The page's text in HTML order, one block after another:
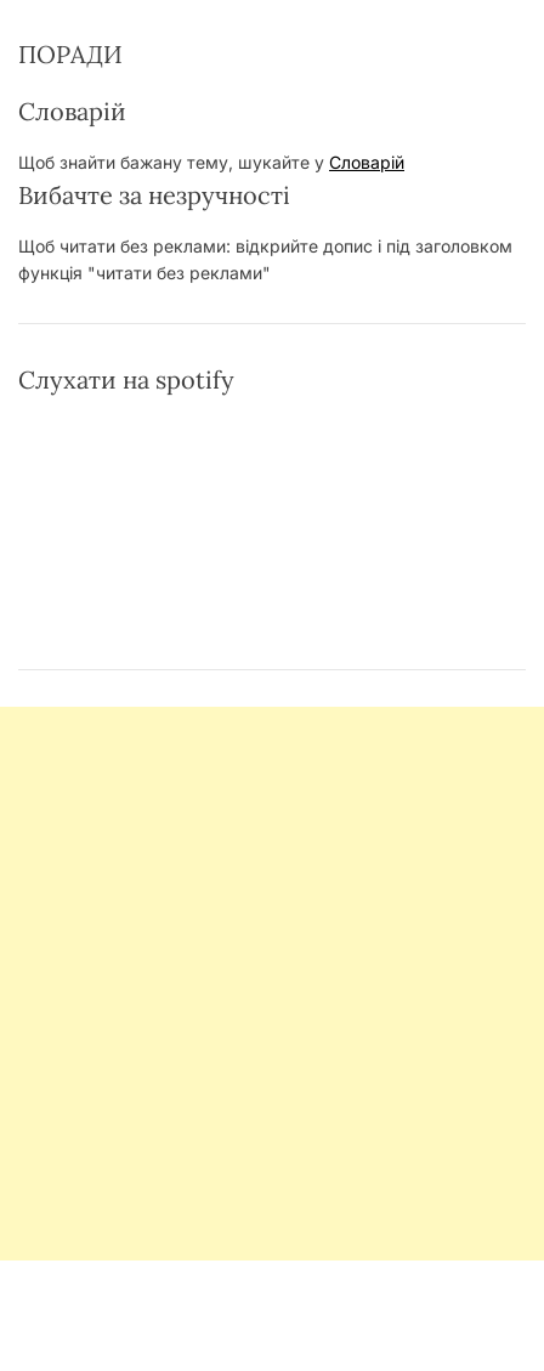
ПОРАДИ
Словарій
Щоб знайти бажану тему, шукайте у Словарій
Вибачте за незручності
Щоб читати без реклами: відкрийте допис і під заголовком
функція "читати без реклами"
Слухати на spotify